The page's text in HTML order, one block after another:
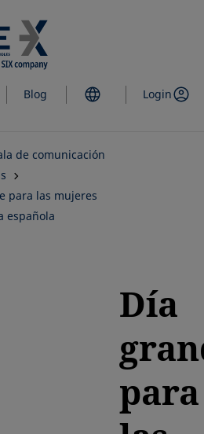
al
contenido
principal
Blog Login
de comunicación
para las mujeres
española
Día
para